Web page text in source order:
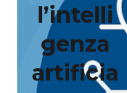
l’intelli
genza
artificia